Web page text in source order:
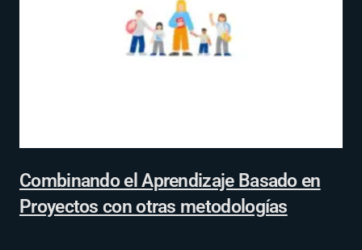
Combinando el Aprendizaje Basado en
Proyectos con otras metodologías